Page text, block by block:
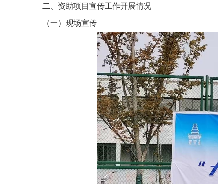
二、资助项目宣传工作开展情况
（一）现场宣传